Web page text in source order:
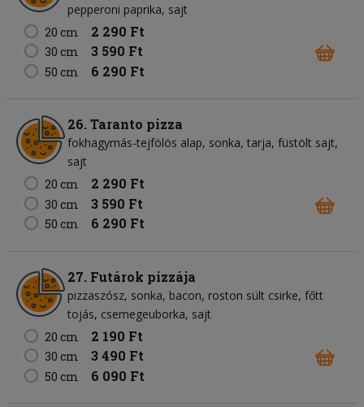
pepperoni paprika sajt
20 cm
2 290 Ft
30 cm 3 590 Ft
50 cm 6 290 Ft
26. Taranto pizza
fokhagymás-tejfölös alap sonka tarja füstölt sajt
sajt
20 cm
2 290 Ft
30 cm 3 590 Ft
50 cm 6 290 Ft
27. Futárok pizzája
pizzaszósz sonka bacon roston sült csirke főtt
tojás csemegeuborka sajt
20 cm
2 190 Ft
30 cm 3 490 Ft
50 cm 6 090 Ft